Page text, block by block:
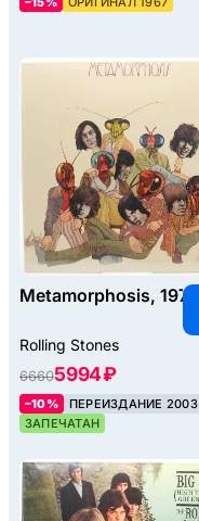
Metamorphosis, 1975
Rolling Stones
66605994 ₽
–10%
ПЕРЕИЗДАНИЕ 2003
ЗАПЕЧАТАН